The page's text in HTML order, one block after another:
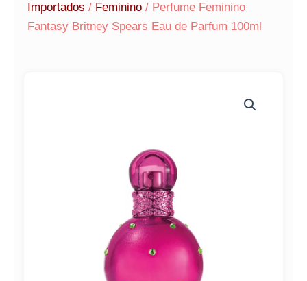
Importados / Feminino / Perfume Feminino
Fantasy Britney Spears Eau de Parfum 100ml